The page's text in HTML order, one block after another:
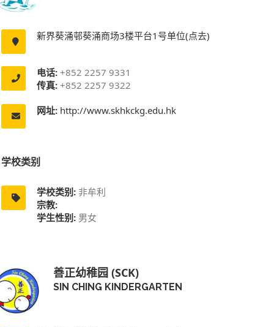
新界葵涌邨葵涌商场3楼平台1号单位(点去)
电话: +852 2257 9331
传真: +852 2257 9322
网址: http://www.skhkckg.edu.hk
学校类别
学校类别: 非牟利
宗教:
学生性别: 男女
善正幼稚园 (SCK)
SIN CHING KINDERGARTEN